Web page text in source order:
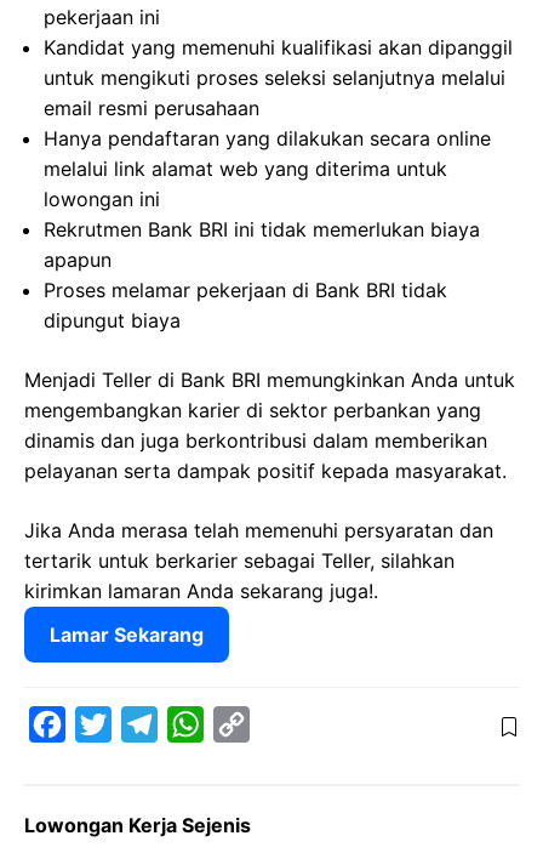
pekerjaan ini
Kandidat yang memenuhi kualifikasi akan dipanggil
untuk mengikuti proses seleksi selanjutnya melalui
email resmi perusahaan
Hanya pendaftaran yang dilakukan secara online
melalui link alamat web yang diterima untuk
lowongan ini
Rekrutmen Bank BRI ini tidak memerlukan biaya
apapun
Proses melamar pekerjaan di Bank BRI tidak
dipungut biaya
Menjadi Teller di Bank BRI memungkinkan Anda untuk
mengembangkan karier di sektor perbankan yang
dinamis dan juga berkontribusi dalam memberikan
pelayanan serta dampak positif kepada masyarakat.
Jika Anda merasa telah memenuhi persyaratan dan
tertarik untuk berkarier sebagai Teller, silahkan
kirimkan lamaran Anda sekarang juga!.
Lamar Sekarang
e
t
e
W
t
y
Lowongan Kerja Sejenis